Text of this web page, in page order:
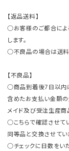
【返品送料】
○お客様のご都合によ
します。
○不良品の場合は送料
【不良品】
○商品到着後7日以内
含めたお支払い金額の
メイド及び受注生産商
○こちらで確認させて
同等品と交換させてい
○チェックに日数をい